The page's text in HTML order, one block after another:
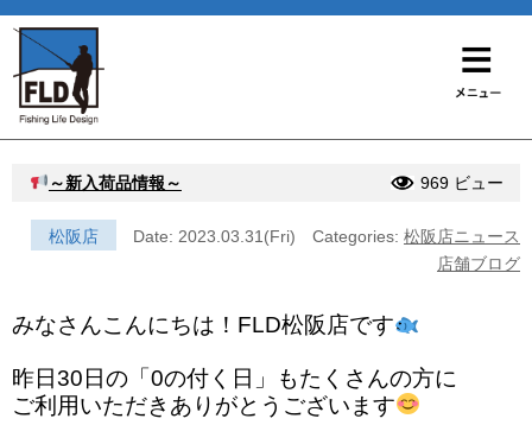
～新入荷品情報～ 969 ビュー
松阪店 Date: 2023.03.31(Fri) Categories: 松阪店ニュース
店舗ブログ
みなさんこんにちは！FLD松阪店です
昨日30日の「0の付く日」もたくさんの方に
ご利用いただきありがとうございます